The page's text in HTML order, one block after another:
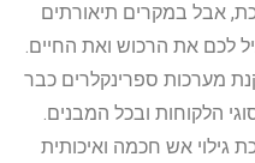
אבל במקרים תיאורתים
לכם את הרכוש ואת החיים.
מערכות ספרינקלרים כבר
הלקוחות ובכל המבנים.
גילוי אש חכמה ואיכותית